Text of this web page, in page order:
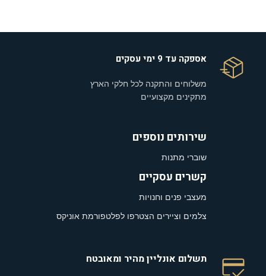
אספקה עד 9 ימי עסקים
משלוחים והתקנה לכל חלקי הארץ
מתקינים מקצועיים
שירותים נוספים
שוברי מתנות
קשרים עסקיים
מעצבי פנים וחנויות
צלמים וציירים הצטרפו לפלטפורמת אוניקס
תשלום אונליין מהיר ומאובטח